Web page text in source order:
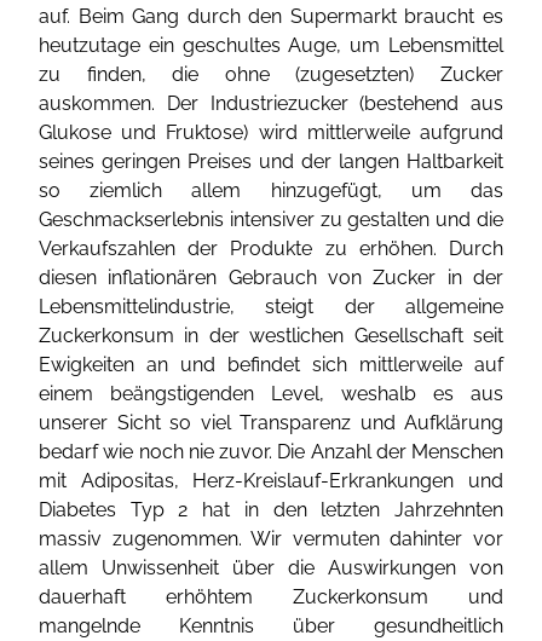
auf. Beim Gang durch den Supermarkt braucht es
heutzutage ein geschultes Auge, um Lebensmittel
zu finden, die ohne (zugesetzten) Zucker
auskommen. Der Industriezucker (bestehend aus
Glukose und Fruktose) wird mittlerweile aufgrund
seines geringen Preises und der langen Haltbarkeit
so ziemlich allem hinzugefügt, um das
Geschmackserlebnis intensiver zu gestalten und die
Verkaufszahlen der Produkte zu erhöhen. Durch
diesen inflationären Gebrauch von Zucker in der
Lebensmittelindustrie, steigt der allgemeine
Zuckerkonsum in der westlichen Gesellschaft seit
Ewigkeiten an und befindet sich mittlerweile auf
einem beängstigenden Level, weshalb es aus
unserer Sicht so viel Transparenz und Aufklärung
bedarf wie noch nie zuvor. Die Anzahl der Menschen
mit Adipositas, Herz-Kreislauf-Erkrankungen und
Diabetes Typ 2 hat in den letzten Jahrzehnten
massiv zugenommen. Wir vermuten dahinter vor
allem Unwissenheit über die Auswirkungen von
dauerhaft erhöhtem Zuckerkonsum und
mangelnde Kenntnis über gesundheitlich